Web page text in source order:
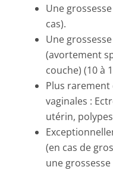
Une
cas).
Une
(avortement
couche) (10 à
Plus rarement
vaginales :
utérin,
(en cas de
une